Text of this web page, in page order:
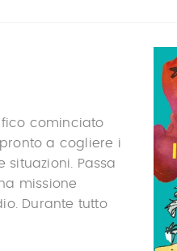
cominciato
a cogliere i
situazioni. Passa
missione
Durante tutto